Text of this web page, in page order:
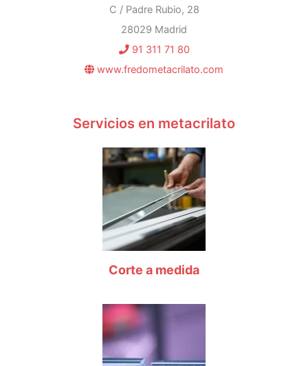
C / Padre Rubio, 28
28029 Madrid
91 311 71 80
www.fredometacrilato.com
Servicios en metacrilato
Corte a medida